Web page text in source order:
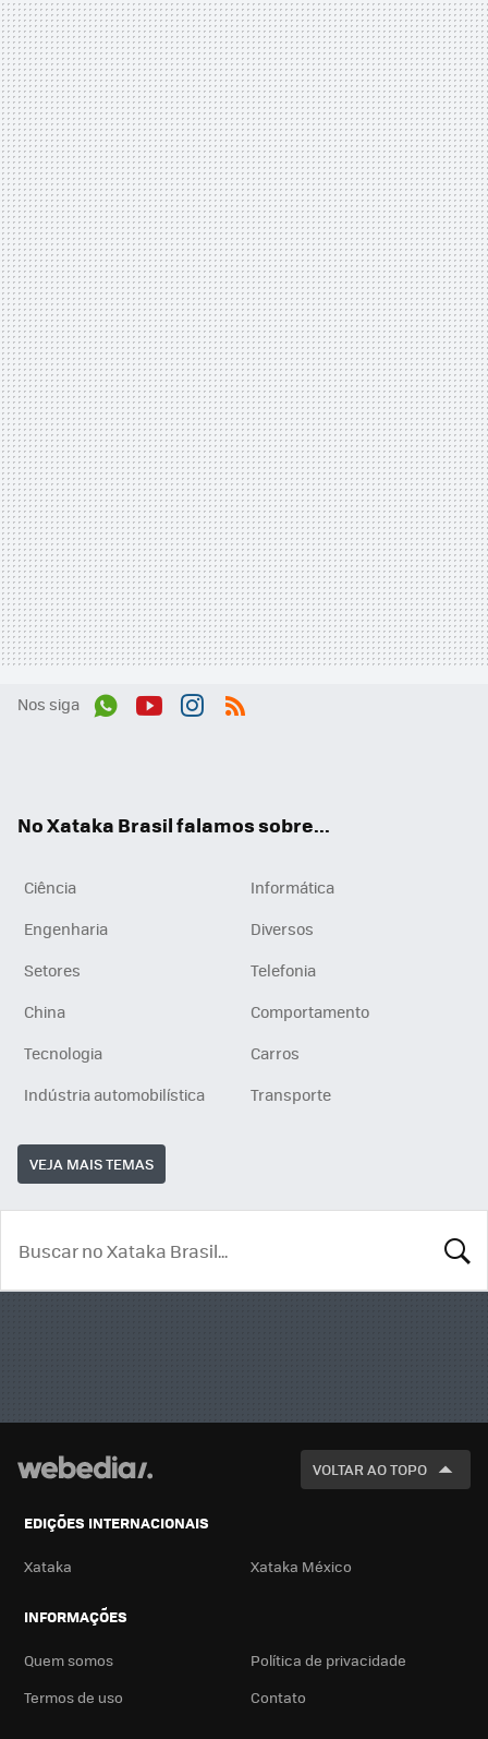
Nos siga
No Xataka Brasil falamos sobre...
Ciência
Informática
Engenharia
Diversos
Setores
Telefonia
China
Comportamento
Tecnologia
Carros
Indústria automobilística
Transporte
VEJA MAIS TEMAS
VOLTAR AO TOPO
EDIÇÕES INTERNACIONAIS
Xataka Xataka México
INFORMAÇÕES
Quem somos
Política de privacidade
Termos de uso
Contato